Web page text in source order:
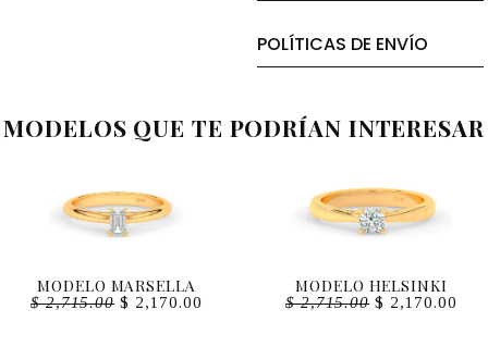
POLÍTICAS DE ENVÍO
MODELOS QUE TE PODRÍAN INTERESAR
MODELO MARSELLA
$2,715.00 $ 2,170.00
MODELO HELSINKI
$2,715.00 $ 2,170.00